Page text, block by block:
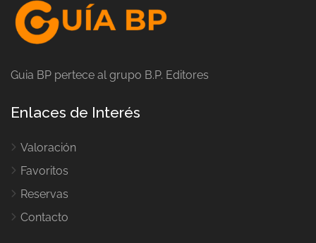
Guia BP pertece al grupo B.P. Editores
Enlaces de Interés
Valoración
Favoritos
Reservas
Contacto